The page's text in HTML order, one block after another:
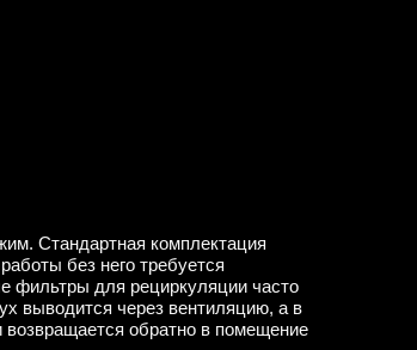
Стандартная комплектация
без него требуется
фильтры для рециркуляции часто
выводится через вентиляцию, а в
обратно в помещение